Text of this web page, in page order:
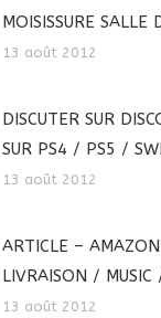
MOISISSURE SALLE
13 août 2012
DISCUTER SUR
SUR PS4 / PS5 /
13 août 2012
ARTICLE –
LIVRAISON /
13 août 2012